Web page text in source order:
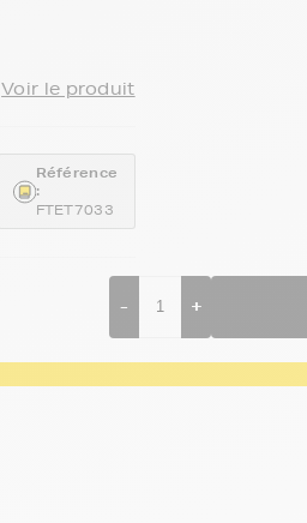
Voir le produit
Référence
:
FTET7033
- +